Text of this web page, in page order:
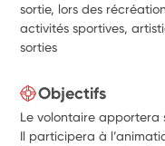
sortie, lors des
activités sportives,
sorties
Objectifs
Le volontaire apportera
Il participera à